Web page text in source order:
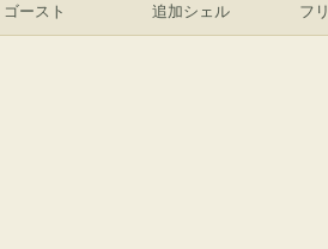
ゴースト 追加シェル フ